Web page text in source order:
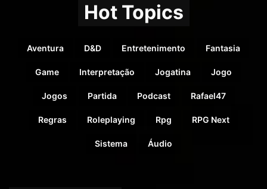
Hot Topics
Aventura D&D Entretenimento Fantasia
Game Interpretação Jogatina Jogo
Jogos Partida Podcast Rafael47
Regras Roleplaying Rpg RPG Next
Sistema Áudio